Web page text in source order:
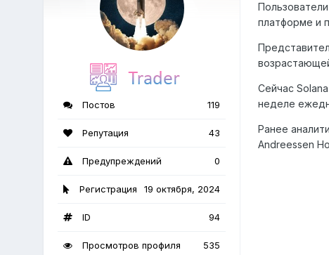
Постов 119
Репутация 43
Предупреждений 0
Регистрация 19 октября, 2024
ID 94
Просмотров профиля 535
платформе и
Сейчас
неделе
Ранее
Andreessen